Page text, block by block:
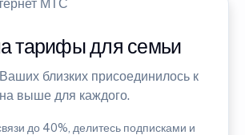
тарифы для семьи
близких присоединилось к
выше для каждого.
до 40%, делитесь подписками и